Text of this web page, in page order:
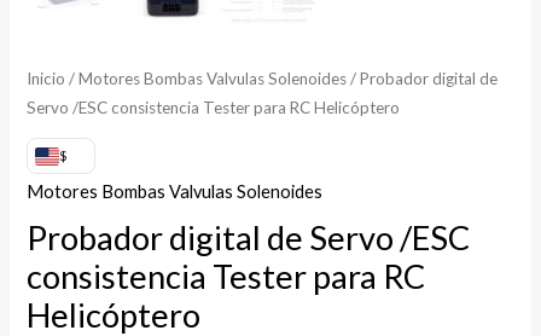
Inicio /Motores Bombas Valvulas Solenoides/ Probador digital de
Servo /ESC consistencia Tester para RC Helicóptero
$
Motores Bombas Valvulas Solenoides
Probador digital de Servo /ESC
consistencia Tester para RC
Helicóptero